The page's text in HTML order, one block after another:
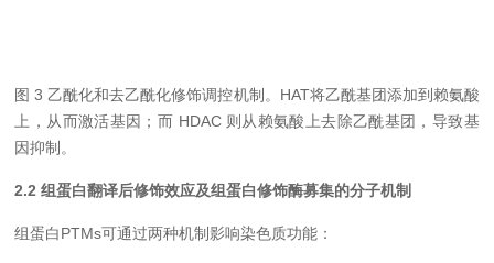
图 3 乙酰化和去乙酰化修饰调控机制。HAT将乙酰基团添加到赖氨酸
上，从而激活基因；而 HDAC 则从赖氨酸上去除乙酰基团，导致基
因抑制。
2.2 组蛋白翻译后修饰效应及组蛋白修饰酶募集的分子机制
组蛋白PTMs可通过两种机制影响染色质功能：